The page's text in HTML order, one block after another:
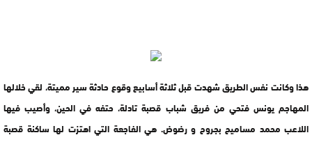
هذا وكانت نفس الطريق شهدت قبل ثلاثة أسابيع وقوع حادثة سير مميتة، لقي خلالها
المهاجم يونس فتحي من فريق شباب قصبة تادلة، حتفه في الحين، وأصيب فيها
اللاعب محمد مساميح بجروح و رضوض. هي الفاجعة التي اهتزت لها ساكنة قصبة